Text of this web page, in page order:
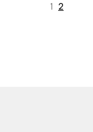
1 2